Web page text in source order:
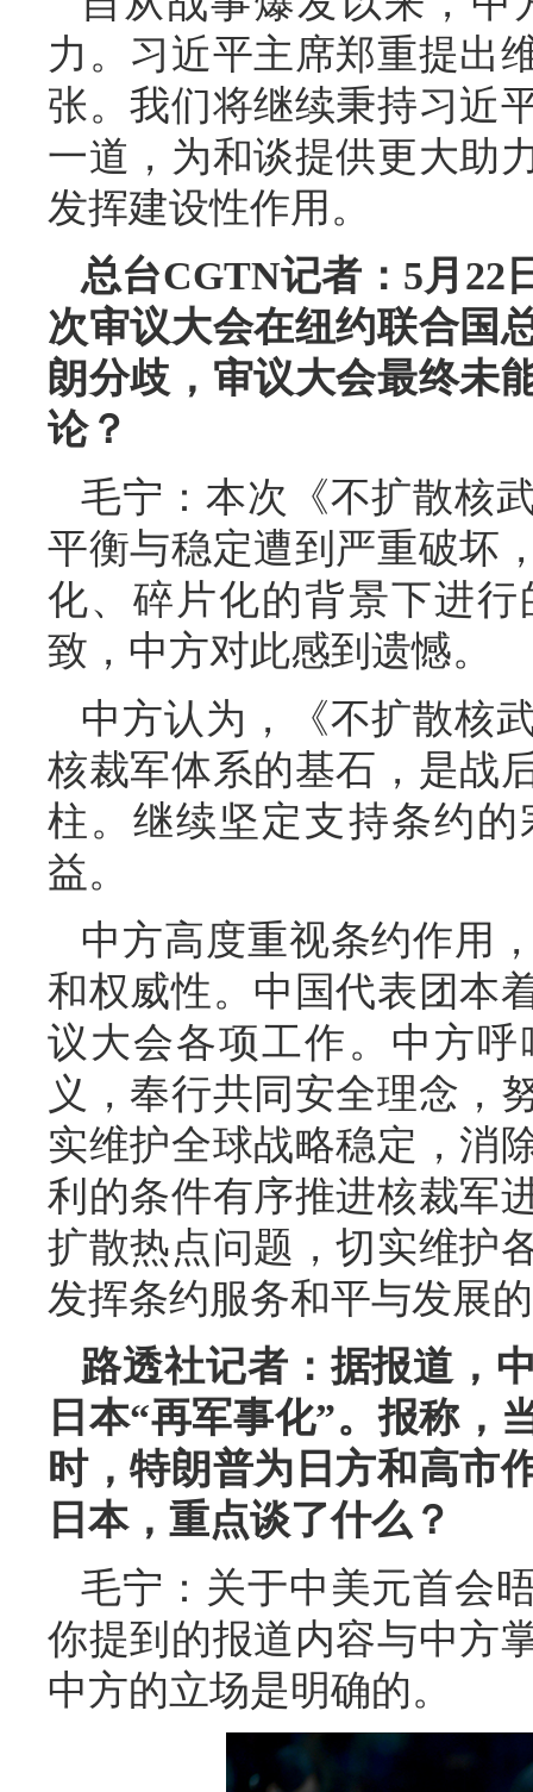
力。习近平主席郑重提出
张。我们将继续秉持习近
一道，为和谈提供更大助
发挥建设性作用。
总台CGTN记者：5月22
次审议大会在纽约联合国
朗分歧，审议大会最终未
论？
毛宁：本次《不扩散核
平衡与稳定遭到严重破坏
化、碎片化的背景下进
致，中方对此感到遗憾。
中方认为，《不扩散核
核裁军体系的基石，是战
柱。继续坚定支持条约
益。
中方高度重视条约作用
和权威性。中国代表团本
议大会各项工作。中方
义，奉行共同安全理念，
实维护全球战略稳定，消
利的条件有序推进核裁军
扩散热点问题，切实维护
发挥条约服务和平与发展
路透社记者：据报道，
日本“再军事化”。报称，
时，特朗普为日方和高市
日本，重点谈了什么？
毛宁：关于中美元首会
你提到的报道内容与中方
中方的立场是明确的。